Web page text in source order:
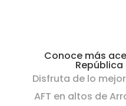
Conoce más
Disfruta de lo
AFT en altos de